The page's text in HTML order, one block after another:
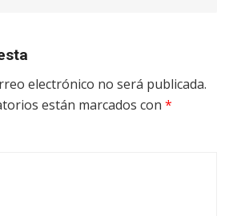
electrónico no será publicada.
están marcados con *